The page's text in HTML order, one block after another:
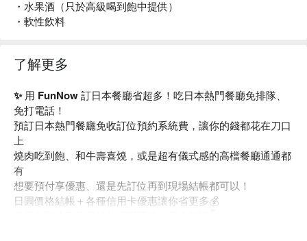
・水果酒（只於高級喝到飽中提供）
・軟性飲料
了解更多
✨ 用 FunNow 訂日本餐廳省超多！吃日本熱門餐廳免排隊、
免打電話！
預訂日本熱門餐廳免收訂位預約系統費，讓你的錢都花在刀口
上
燒肉吃到飽、和牛壽喜燒，或是超有儀式感的高檔餐廳通通都
有
想要預付享優惠、還是先訂位再到現場結帳都可以！
日圓價格結帳＋各種信用卡優惠讓你省更多💰